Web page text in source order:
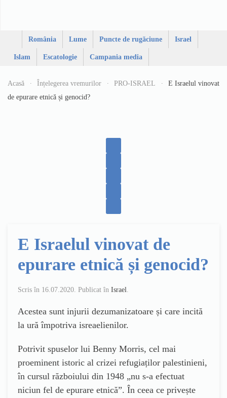
România Lume Puncte de rugăciune Israel
Islam Escatologie Campania media
Acasă Înțelegerea vremurilor PRO-ISRAEL
E Israelul vinovat
de epurare etnică și genocid?
E Israelul vinovat de
epurare etnică și genocid?
Scris în 16.07.2020. Publicat în Israel.
Acestea sunt injurii dezumanizatoare și care incită
la ură împotriva isreaelienilor.
Potrivit spuselor lui Benny Morris, cel mai
proeminent istoric al crizei refugiaților palestinieni,
în cursul războiului din 1948 „nu s-a efectuat
niciun fel de epurare etnică”. În ceea ce privește